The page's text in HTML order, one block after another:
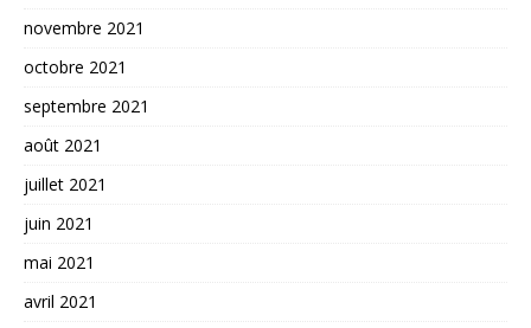
novembre 2021
octobre 2021
septembre 2021
août 2021
juillet 2021
juin 2021
mai 2021
avril 2021